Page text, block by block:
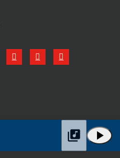
play_arrow
library_music